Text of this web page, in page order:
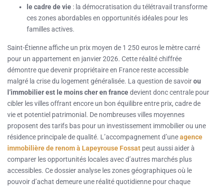
le cadre de vie : la démocratisation du télétravail transforme
ces zones abordables en opportunités idéales pour les
familles actives.
Saint-Étienne affiche un prix moyen de 1 250 euros le mètre carré
pour un appartement en janvier 2026. Cette réalité chiffrée
démontre que devenir propriétaire en France reste accessible
malgré la crise du logement généralisée. La question de savoirou
l’immobilier est le moins cher en francedevient donc centrale pour
cibler les villes offrant encore un bon équilibre entre prix, cadre de
vie et potentiel patrimonial. De nombreuses villes moyennes
proposent des tarifs bas pour un investissement immobilier ou une
résidence principale de qualité. L’accompagnement d’uneagence
immobilière de renom à Lapeyrouse Fossat peut aussi aider à
comparer les opportunités locales avec d’autres marchés plus
accessibles. Ce dossier analyse les zones géographiques où le
pouvoir d’achat demeure une réalité quotidienne pour chaque